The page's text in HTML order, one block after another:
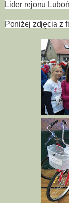
Lider rejonu
Poniżej zdjęcia z